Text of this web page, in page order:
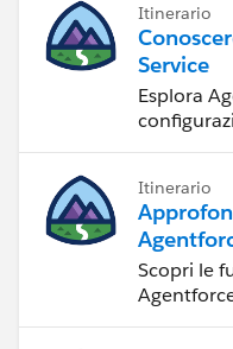
Itinerario
Service
Esplora
Itinerario
gli
Scopri le